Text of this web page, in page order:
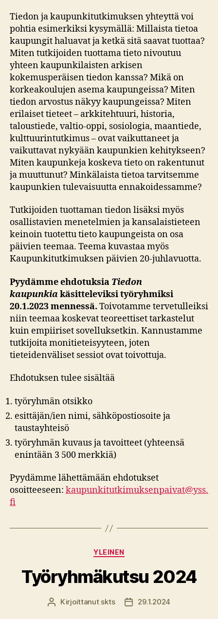
Tiedon ja kaupunkitutkimuksen yhteyttä voi
pohtia esimerkiksi kysymällä: Millaista tietoa
kaupungit haluavat ja ketkä sitä saavat tuottaa?
Miten tutkijoiden tuottama tieto nivoutuu
yhteen kaupunkilaisten arkisen
kokemusperäisen tiedon kanssa? Mikä on
korkeakoulujen asema kaupungeissa? Miten
tiedon arvostus näkyy kaupungeissa? Miten
erilaiset tieteet – arkkitehtuuri, historia,
taloustiede, valtio-oppi, sosiologia, maantiede,
kulttuurintutkimus – ovat vaikuttaneet ja
vaikuttavat nykyään kaupunkien kehitykseen?
Miten kaupunkeja koskeva tieto on rakentunut
ja muuttunut? Minkälaista tietoa tarvitsemme
kaupunkien tulevaisuutta ennakoidessamme?
Tutkijoiden tuottaman tiedon lisäksi myös
osallistavien menetelmien ja kansalaistieteen
keinoin tuotettu tieto kaupungeista on osa
päivien teemaa. Teema kuvastaa myös
Kaupunkitutkimuksen päivien 20-juhlavuotta.
Pyydämme ehdotuksia Tiedon
kaupunkia käsitteleviksi työryhmiksi
20.1.2023 mennessä. Toivotamme tervetulleiksi
niin teemaa koskevat teoreettiset tarkastelut
kuin empiiriset sovelluksetkin. Kannustamme
tutkijoita monitieteisyyteen, joten
tieteidenväliset sessiot ovat toivottuja.
Ehdotuksen tulee sisältää
työryhmän otsikko
esittäjän/ien nimi, sähköpostiosoite ja
taustayhteisö
työryhmän kuvaus ja tavoitteet (yhteensä
enintään 3 500 merkkiä)
Pyydämme lähettämään ehdotukset
osoitteeseen: kaupunkitutkimuksenpaivat@yss.
fi
Kategoriat
YLEINEN
Työryhmäkutsu 2024
Kirjoittaja
Kirjoittanut skts Julkaisupäivämäärä
29.1.2024